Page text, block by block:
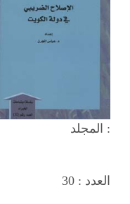
المجلد :
العدد :30